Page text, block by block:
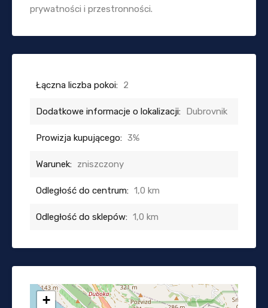
prywatności i przestronności.
Łączna liczba pokoi: 2
Dodatkowe informacje o lokalizacji: Dubrovnik
Prowizja kupującego: 3%
Warunek: zniszczony
Odległość do centrum: 1,0 km
Odległość do sklepów: 1,0 km
+